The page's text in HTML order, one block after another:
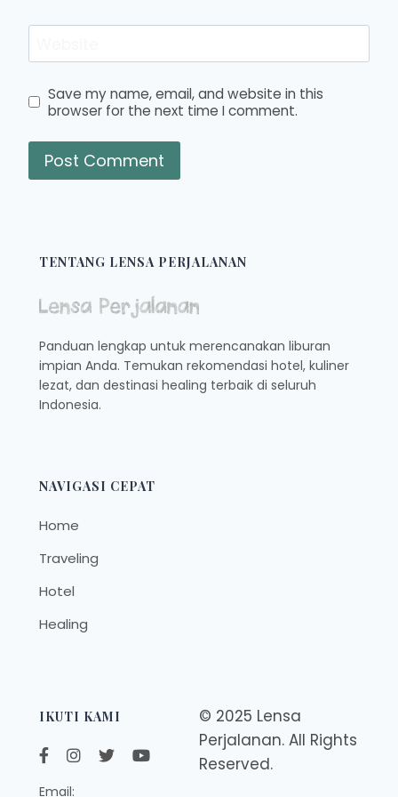
Save my name, email, and website in this
browser for the next time I comment.
TENTANG LENSA PERJALANAN
Panduan lengkap untuk merencanakan liburan
impian Anda. Temukan rekomendasi hotel, kuliner
lezat, dan destinasi healing terbaik di seluruh
Indonesia.
NAVIGASI CEPAT
Home
Traveling
Hotel
Healing
IKUTI KAMI
Email:
© 2025 Lensa
Perjalanan. All Rights
Reserved.